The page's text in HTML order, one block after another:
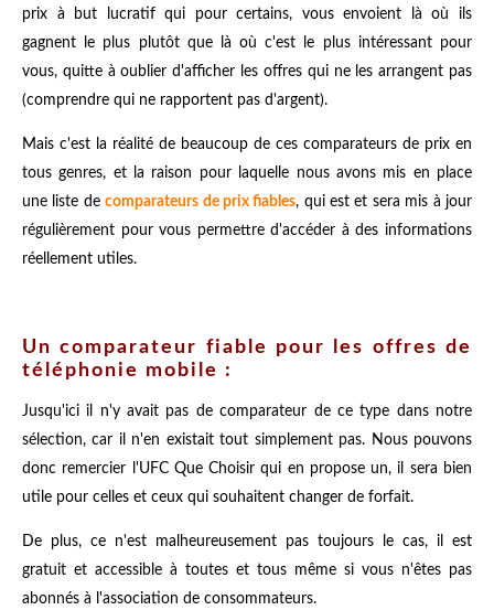
prix à but lucratif qui pour certains, vous envoient là où ils
gagnent le plus plutôt que là où c'est le plus intéressant pour
vous, quitte à oublier d'afficher les offres qui ne les arrangent pas
(comprendre qui ne rapportent pas d'argent).
Mais c'est la réalité de beaucoup de ces comparateurs de prix en
tous genres, et la raison pour laquelle nous avons mis en place
une liste decomparateurs de prix fiables, qui est et sera mis à jour
régulièrement pour vous permettre d'accéder à des informations
réellement utiles.
Un comparateur fiable pour les offres de
téléphonie mobile :
Jusqu'ici il n'y avait pas de comparateur de ce type dans notre
sélection, car il n'en existait tout simplement pas. Nous pouvons
donc remercier l'UFC Que Choisir qui en propose un, il sera bien
utile pour celles et ceux qui souhaitent changer de forfait.
De plus, ce n'est malheureusement pas toujours le cas, il est
gratuit et accessible à toutes et tous même si vous n'êtes pas
abonnés à l'association de consommateurs.